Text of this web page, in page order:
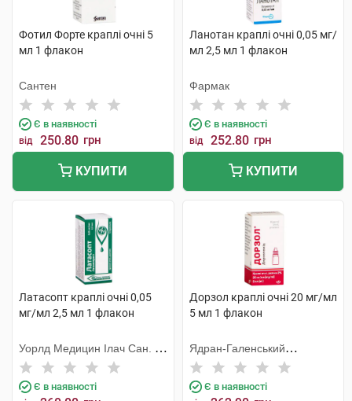
Фотил Форте краплі очні 5
мл 1 флакон
Сантен
Є в наявності
від 250.80 грн
КУПИТИ
Ланотан краплі очні 0,05 мг/
мл 2,5 мл 1 флакон
Фармак
Є в наявності
від 252.80 грн
КУПИТИ
Латасопт краплі очні 0,05
мг/мл 2,5 мл 1 флакон
Уорлд Медицин Ілач Сан. Ве
Тідж
Є в наявності
Дорзол краплі очні 20 мг/мл
5 мл 1 флакон
Ядран-Галенський
Лабораторій
Є в наявності